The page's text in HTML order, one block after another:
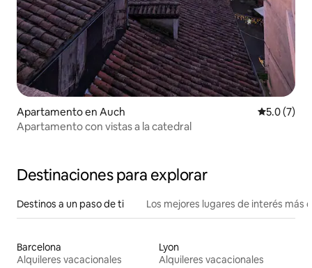
Apartamento en Auch
5.0 (7)
Apartamento con vistas a la catedral
Destinaciones para explorar
Destinos a un paso de ti Los mejores lugares de interés más
Barcelona
Alquileres vacacionales
Lyon
Alquileres vacacionales